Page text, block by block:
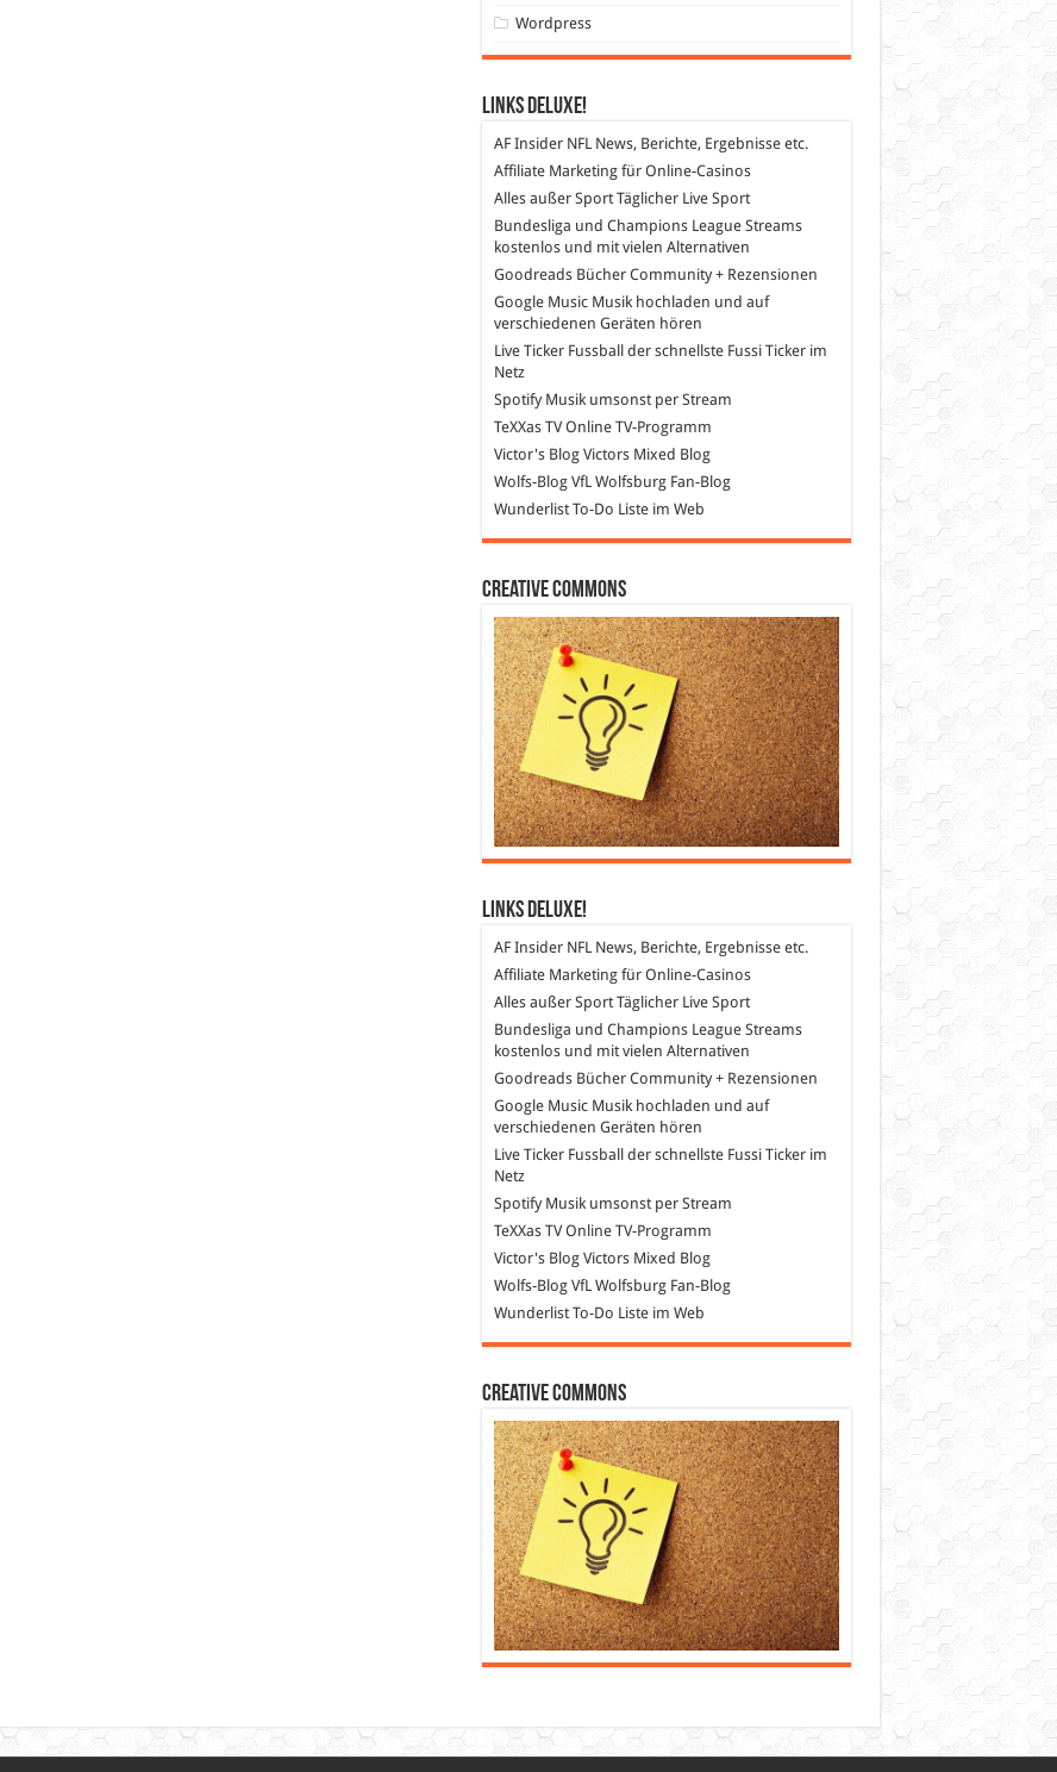
Wordpress
Links DeLuXe!
AF InsiderNFL News, Berichte, Ergebnisse etc.
Affiliate Marketingfür Online-Casinos
Alles außer SportTäglicher Live Sport
Bundesliga und Champions League Streams
kostenlos und mit vielen Alternativen
GoodreadsBücher Community + Rezensionen
Google MusicMusik hochladen und auf
verschiedenen Geräten hören
Live Ticker Fussball
der schnellste Fussi Ticker im
Netz
SpotifyMusik umsonst per Stream
TeXXas TVOnline TV-Programm
Victor's BlogVictors Mixed Blog
Wolfs-BlogVfL Wolfsburg Fan-Blog
WunderlistTo-Do Liste im Web
Creative Commons
Links DeLuXe!
AF InsiderNFL News, Berichte, Ergebnisse etc.
Affiliate Marketingfür Online-Casinos
Alles außer SportTäglicher Live Sport
Bundesliga und Champions League Streams
kostenlos und mit vielen Alternativen
GoodreadsBücher Community + Rezensionen
Google MusicMusik hochladen und auf
verschiedenen Geräten hören
Live Ticker Fussball
der schnellste Fussi Ticker im
Netz
SpotifyMusik umsonst per Stream
TeXXas TVOnline TV-Programm
Victor's BlogVictors Mixed Blog
Wolfs-BlogVfL Wolfsburg Fan-Blog
WunderlistTo-Do Liste im Web
Creative Commons